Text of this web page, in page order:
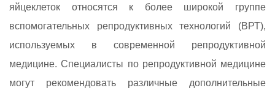
яйцеклеток относятся к более широкой группе
вспомогательных репродуктивных технологий (ВРТ),
используемых в современной репродуктивной
медицине. Специалисты по репродуктивной медицине
могут рекомендовать различные дополнительные